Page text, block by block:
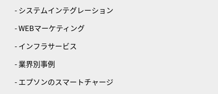
- システムインテグレーション
- WEBマーケティング
- インフラサービス
- 業界別事例
- エプソンのスマートチャージ